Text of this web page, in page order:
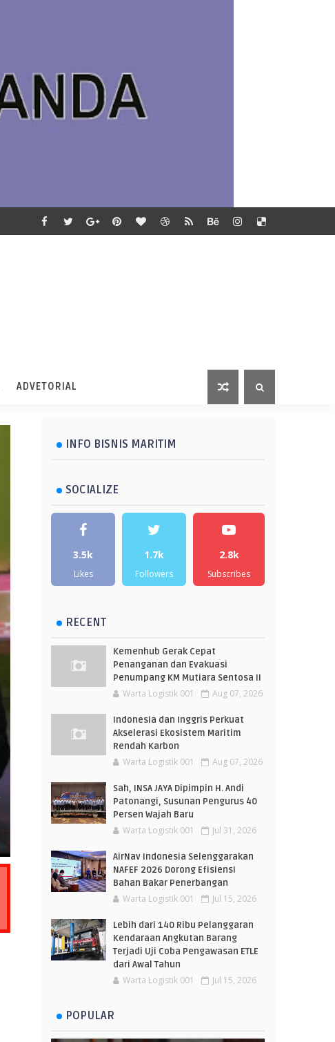
ADVETORIAL
INFO BISNIS MARITIM
SOCIALIZE
3.5k
Likes
1.7k
Followers
2.8k
Subscribes
RECENT
Kemenhub Gerak Cepat
Penanganan dan Evakuasi
Penumpang KM Mutiara Sentosa II
Warta Logistik 001 Aug 07, 2026
Indonesia dan Inggris Perkuat
Akselerasi Ekosistem Maritim
Rendah Karbon
Warta Logistik 001 Aug 07, 2026
Sah, INSA JAYA Dipimpin H. Andi
Patonangi, Susunan Pengurus 40
Persen Wajah Baru
Warta Logistik 001 Jul 31, 2026
AirNav Indonesia Selenggarakan
NAFEF 2026 Dorong Efisiensi
Bahan Bakar Penerbangan
Warta Logistik 001 Jul 15, 2026
Lebih dari 140 Ribu Pelanggaran
Kendaraan Angkutan Barang
Terjadi Uji Coba Pengawasan ETLE
dari Awal Tahun
Warta Logistik 001 Jul 15, 2026
POPULAR